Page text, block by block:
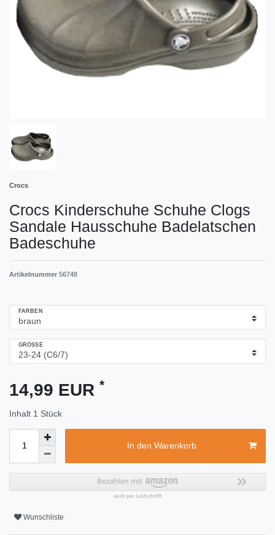
Crocs
Crocs Kinderschuhe Schuhe Clogs
Sandale Hausschuhe Badelatschen
Badeschuhe
Artikelnummer 56748
FARBEN
GRÖSSE
14,99 EUR *
Inhalt 1 Stück
In den Warenkorb
Wunschliste